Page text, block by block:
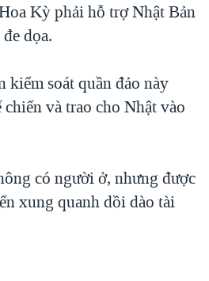
Kỳ phải hỗ trợ Nhật Bản
dọa.
kiểm soát quần đảo này
và trao cho Nhật vào
có người ở, nhưng được
xung quanh dồi dào tài